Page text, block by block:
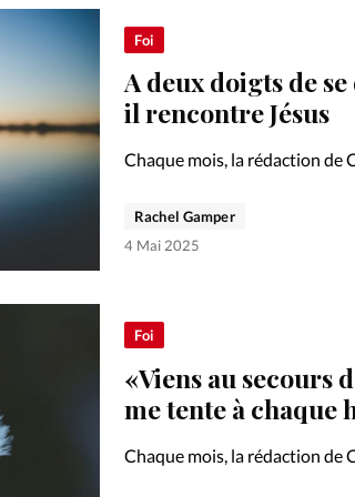
Foi
A deux doigts de
il rencontre Jésus
Chaque mois, la rédaction
Rachel Gamper
4 Mai 2025
Foi
«Viens au secours
me tente à chaque
Chaque mois, la rédaction